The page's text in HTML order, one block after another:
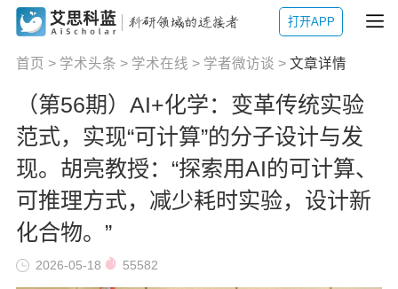
打开APP
首页 > 学术头条 > 学术在线 > 学者微访谈 > 文章详情
（第56期）AI+化学：变革传统实验
范式，实现“可计算”的分子设计与发
现。胡亮教授：“探索用AI的可计算、
可推理方式，减少耗时实验，设计新
化合物。”
2026-05-18 55582